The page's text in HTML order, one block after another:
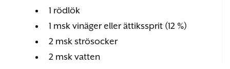
1 rödlök
1 msk vinäger eller ättikssprit (12 %)
2 msk strösocker
2 msk vatten